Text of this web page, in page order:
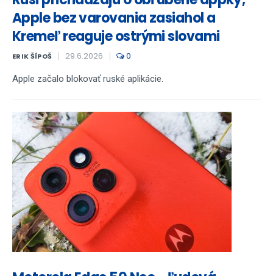
Apple bez varovania zasiahol a
Kremeľ reaguje ostrými slovami
ERIK ŠÍPOŠ 29.6.2026 0
Apple začalo blokovať ruské aplikácie.